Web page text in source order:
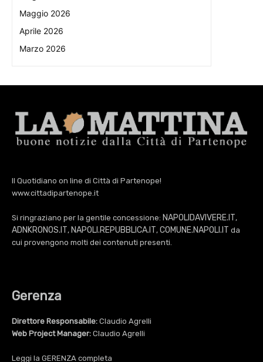
Maggio 2026
Aprile 2026
Marzo 2026
Il Quotidiano on line di Città di Partenope!
www.cittadipartenope.it
Si ringraziano per la gentile concessione: NAPOLIDAVIVERE.IT,
ADNKRONOS.IT, NAPOLI.REPUBBLICA.IT, COMUNE.NAPOLI.IT da
cui provengono molti dei contenuti presenti.
Gerenza
Direttore Responsabile: Claudio Agrelli
Web Project Manager: Claudio Agrelli
Leggi la GERENZA completa